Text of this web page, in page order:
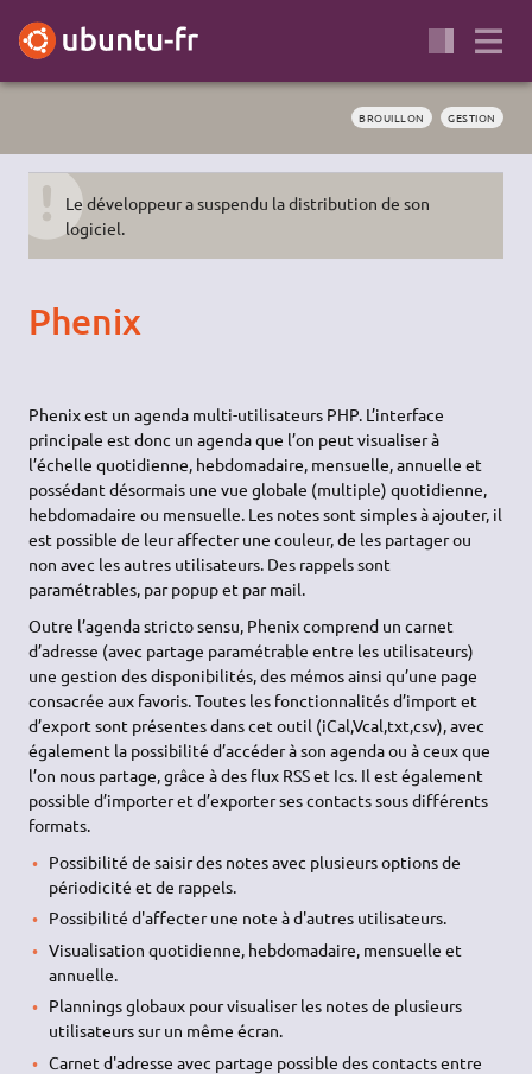
BROUILLON GESTION
Le développeur a suspendu la distribution de son
logiciel.
Phenix
Phenix est un agenda multi-utilisateurs PHP. L’interface
principale est donc un agenda que l’on peut visualiser à
l’échelle quotidienne, hebdomadaire, mensuelle, annuelle et
possédant désormais une vue globale (multiple) quotidienne,
hebdomadaire ou mensuelle. Les notes sont simples à ajouter, il
est possible de leur affecter une couleur, de les partager ou
non avec les autres utilisateurs. Des rappels sont
paramétrables, par popup et par mail.
Outre l’agenda stricto sensu, Phenix comprend un carnet
d’adresse (avec partage paramétrable entre les utilisateurs)
une gestion des disponibilités, des mémos ainsi qu’une page
consacrée aux favoris. Toutes les fonctionnalités d’import et
d’export sont présentes dans cet outil (iCal,Vcal,txt,csv), avec
également la possibilité d’accéder à son agenda ou à ceux que
l’on nous partage, grâce à des flux RSS et Ics. Il est également
possible d’importer et d’exporter ses contacts sous différents
formats.
Possibilité de saisir des notes avec plusieurs options de
périodicité et de rappels.
Possibilité d'affecter une note à d'autres utilisateurs.
Visualisation quotidienne, hebdomadaire, mensuelle et
annuelle.
Plannings globaux pour visualiser les notes de plusieurs
utilisateurs sur un même écran.
Carnet d'adresse avec partage possible des contacts entre